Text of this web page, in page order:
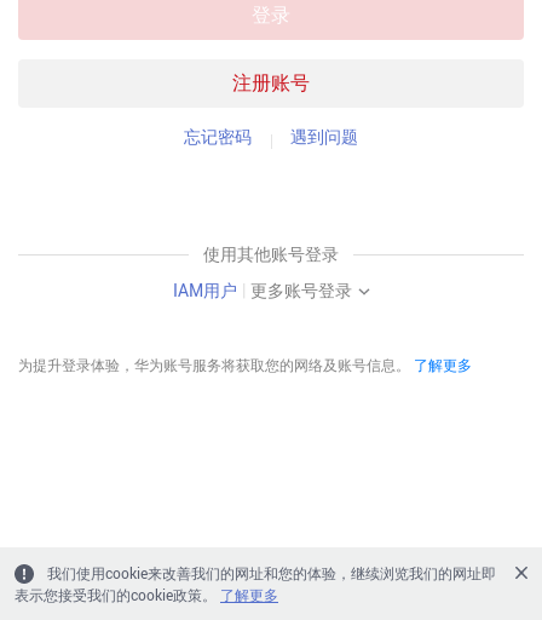
注册账号
登录
忘记密码 遇到问题
使用其他账号登录
IAM用户 | 更多账号登录
为提升登录体验，华为账号服务将获取您的网络及账号信息。 了解更多
我们使用cookie来改善我们的网址和您的体验，继续浏览我们的网址即
表示您接受我们的cookie政策。
了解更多